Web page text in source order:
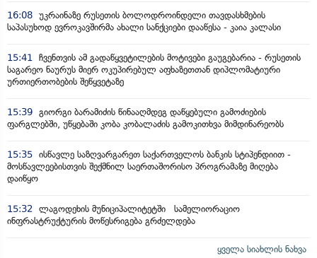
16:08 უკრაინაზე რუსეთის ბოლოდროინდელი თავდასხმების
საპასუხოდ ევროკავშირმა ახალი სანქციები დააწესა - კაია კალასი
15:41
ჩვენთვის ამ გადაწყვეტილების მოტივები გაუგებარია - რუსეთის
საგარეო ნაურუს მიერ ოკუპირებულ აფხაზეთთან დიპლომატიური
ურთიერთობების შეწყვეტაზე
15:39 გიორგი ბარამიძის წინააღმდეგ დაწყებული გამოძიების
ფარგლებში, უწყებაში კობა კობალაძის გამოკითხვა მიმდინარეობს
15:35 ისწავლე საზღვარგარეთ საქართველოს ბანკის სტიპენდიით -
მოსწავლეებისთვის შექმნილ საერთაშორისო პროგრამაზე მიღება
დაიწყო
15:32
ლაგოდეხის მუნიციპალიტეტში სამელიორაციო
ინფრასტრუქტურის მოწესრიგება გრძელდება
ყველა სიახლის ნახვა